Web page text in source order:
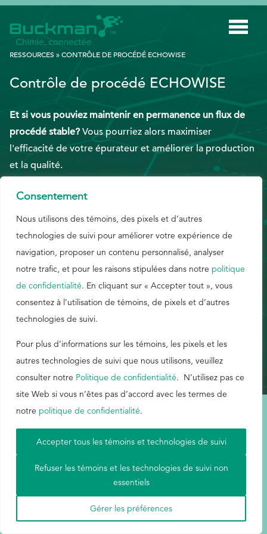
Consentement
Nous utilisons des témoins, des pixels et d’autres
technologies de suivi pour améliorer votre expérience de
navigation, proposer un contenu personnalisé, analyser
notre trafic, et pour les raisons stipulées dans notre politique
de confidentialité. En cliquant sur « Accepter tout », vous
consentez à l’utilisation de témoins, de pixels et d’autres
technologies de suivi.
Pour plus d’informations sur les témoins, les pixels et les
autres technologies de suivi que nous utilisons, veuillez
consulter notre Politique de confidentialité. N’utilisez pas ce
site Web si vous n’êtes pas d’accord avec les termes de
notre politique de confidentialité.
Gérer les préférences
Refuser les témoins et les technologies de suivi non
essentiels
Accepter tous les témoins et technologies de suivi
INDUSTRIES
TECHNOLOGIE INTELLIGENTE
INNOVATION
À PROPOS DE NOUS
RESSOURCES
BLOGUE
EthicsPoint
Nous joindre
Carrières
Ackumen
English
Rechercher
:
RESSOURCES »CONTRÔLE DE PROCÉDÉ ECHOWISE
Contrôle de procédé ECHOWISE
Et si vous pouviez maintenir en permanence un flux de
procédé stable?Vous pourriez alors maximiser
l'efficacité de votre épurateur et améliorer la production
et la qualité.
ANGLAIS
Conditions d'utilisation | Carte du site | Politique de confidentialité